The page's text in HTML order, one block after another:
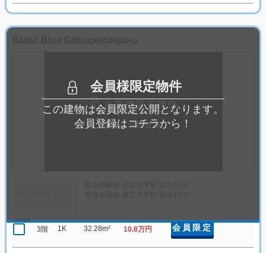
会員様限定物件
この建物は会員限定公開となります。
会員登録はコチラから！
new
3階 1K 32.28m² 10.8万円 会員限定